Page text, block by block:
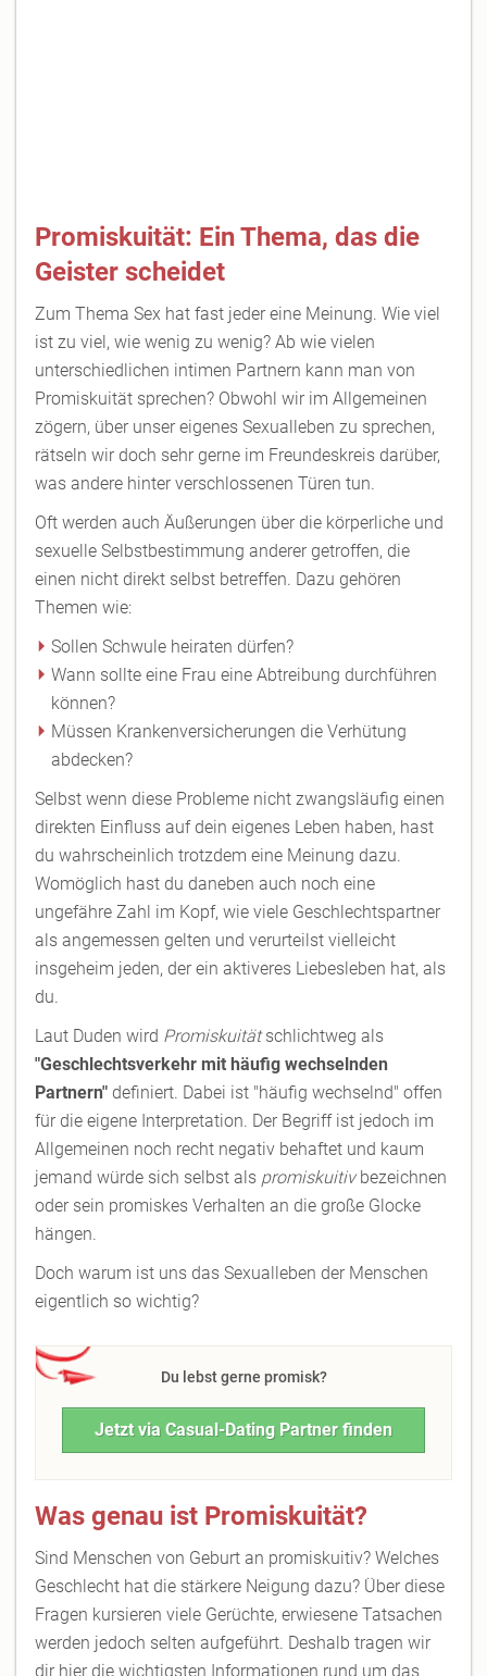
Promiskuität: Ein Thema, das die
Geister scheidet
Zum Thema Sex hat fast jeder eine Meinung. Wie viel
ist zu viel, wie wenig zu wenig? Ab wie vielen
unterschiedlichen intimen Partnern kann man von
Promiskuität sprechen? Obwohl wir im Allgemeinen
zögern, über unser eigenes Sexualleben zu sprechen,
rätseln wir doch sehr gerne im Freundeskreis darüber,
was andere hinter verschlossenen Türen tun.
Oft werden auch Äußerungen über die körperliche und
sexuelle Selbstbestimmung anderer getroffen, die
einen nicht direkt selbst betreffen. Dazu gehören
Themen wie:
Sollen Schwule heiraten dürfen?
Wann sollte eine Frau eine Abtreibung durchführen
können?
Müssen Krankenversicherungen die Verhütung
abdecken?
Selbst wenn diese Probleme nicht zwangsläufig einen
direkten Einfluss auf dein eigenes Leben haben, hast
du wahrscheinlich trotzdem eine Meinung dazu.
Womöglich hast du daneben auch noch eine
ungefähre Zahl im Kopf, wie viele Geschlechtspartner
als angemessen gelten und verurteilst vielleicht
insgeheim jeden, der ein aktiveres Liebesleben hat, als
du.
Laut Duden wird Promiskuitätschlichtweg als
"Geschlechtsverkehr mit häufig wechselnden
Partnern" definiert. Dabei ist "häufig wechselnd" offen
für die eigene Interpretation. Der Begriff ist jedoch im
Allgemeinen noch recht negativ behaftet und kaum
jemand würde sich selbst als promiskuitivbezeichnen
oder sein promiskes Verhalten an die große Glocke
hängen.
Doch warum ist uns das Sexualleben der Menschen
eigentlich so wichtig?
Du lebst gerne promisk?
Jetzt via Casual-Dating Partner finden
Was genau ist Promiskuität?
Sind Menschen von Geburt an promiskuitiv? Welches
Geschlecht hat die stärkere Neigung dazu? Über diese
Fragen kursieren viele Gerüchte, erwiesene Tatsachen
werden jedoch selten aufgeführt. Deshalb tragen wir
dir hier die wichtigsten Informationen rund um das